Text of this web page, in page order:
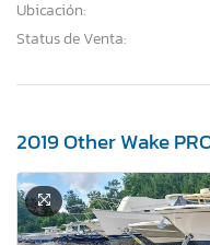
Ubicación:
Status de Venta:
2019 Other Wake